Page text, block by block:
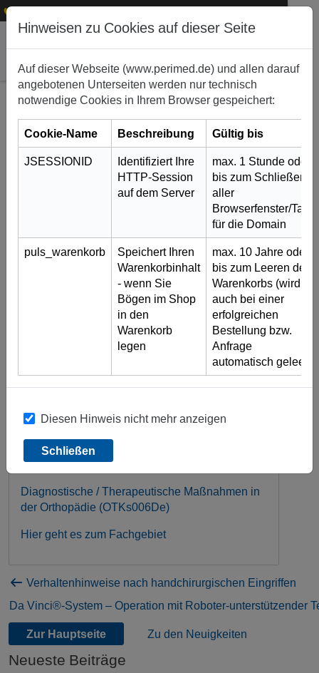
1
Diagnostische / Therapeutische
Maßnahmen Orthopädie /
Unfallchirurgie
Es sind die gängigsten Untersuchungsverfahren
wie Sonografie, Röntgenuntersuchung,
Computertomografie, Kernspintomografie und
Behandlungen (Blutentnahme, Infusion,
Injektion, Punktion, Chirotherapie) für die
Behandlung in Praxis und Klinik zur
zusammengefasst.
Sie finden diesen Bogen jetzt in unserem Portal
im Fachgebiet Orthopädie, Traumatologie
Diagnostische / Therapeutische Maßnahmen in
der Orthopädie (OTKs006De)
Hier geht es zum Fachgebiet
Verhaltenhinweise nach handchirurgischen Eingriffen
Da Vinci®-System – Operation mit Roboter-unterstützender
Zur Hauptseite
Zu den Neuigkeiten
Neueste Beiträge
Hinweisen zu Cookies auf dieser Seite
Auf dieser Webseite (www.perimed.de) und allen darauf
angebotenen Unterseiten werden nur technisch
notwendige Cookies in Ihrem Browser gespeichert:
Cookie-Name Beschreibung
Gültig bis
JSESSIONID
Identifiziert Ihre
HTTP-Session
auf dem Server
max. 1 Stunde oder
bis zum Schließen
aller
Browserfenster/Tabs
für die Domain
puls_warenkorb
Speichert Ihren
Warenkorbinhalt
- wenn Sie
Bögen im Shop
in den
Warenkorb
legen
max. 10 Jahre oder
bis zum Leeren des
Warenkorbs (wird
auch bei einer
erfolgreichen
Bestellung bzw.
Anfrage
automatisch geleert)
Diesen Hinweis nicht mehr anzeigen
Schließen